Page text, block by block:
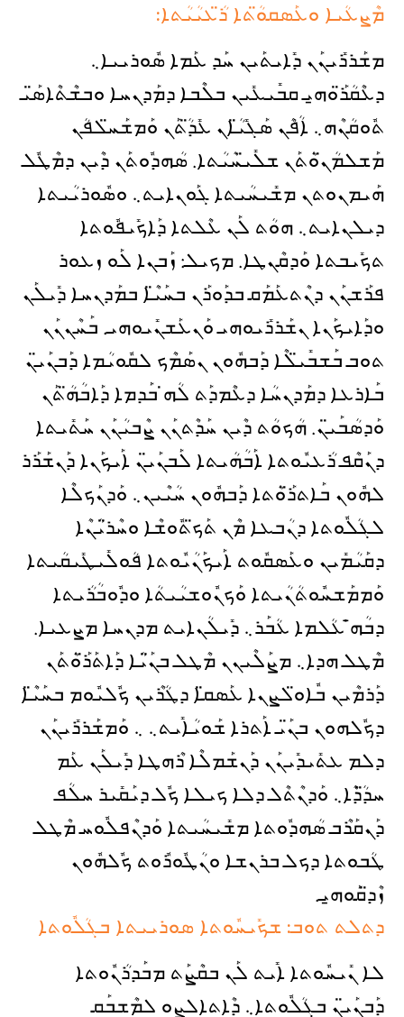
ܡܶܨܥܳܝܐ ܘܥܰܣܩܘ̈ܳܬܐ ܪ̈ܳܥܝܳܝܳܬܐ:
ܡܫܰܪܪܺܝܢܰܢ ܕܺܐܝܬܰܝܢ ܚܰܕ ܥܰܡܐ ܣܽܘܪܝܝܐ܆
ܕܥܶܩܳܪ̈ܰܘܗ̱ܝ ܩܒܺܝܥܺܝܢ ܒܠܶܒܐ ܕܡܰܕܢܚܐ ܘܒܫܶܬܶܐܣ̈ܰܝ
ܬܽܘܩܳܢܶܗ܆ ܐܳܦܶܢ ܣܰܓܺܝ̈ܳܐܢ ܥܺܕ̈ܳܬܰܢ ܘܰܡܫܰܚ̈ܠܦܳܢ
ܡܰܫܠܡܳܢ̈ܘܳܬܰܢ ܫܠܺܝ̈ܚܳܝܳܬܐ. ܣܳܗܕܽܘܬܰܢ ܕܶܝܢ ܕܡܶܛܽܠ
ܗܰܝܡܢܘܬܢ ܡܫܺܝܚܳܝܬܐ ܓܰܘܢܐܝܬ܆ ܘܣܽܘܪܝܳܝܬܐ
ܕܝܠܢܐܝܬ܆ ܗܘܳܬ ܠܰܢ ܥܶܠܬܐ ܕܰܐܟܺܝܦܽܘܬܐ
ܬܟܺܝܒܬܐ ܘܰܕܩܶܢܛܐ. ܡܟܝܠ: ܙܰܒܢܐ ܠܰܘ ܙܥܘܪ
ܦܪܰܫܢܰܢ ܕܢܶܬܥܰܡܰܩ ܒܕܰܘܪܰܢ ܒܚܰܝ̈ܶܐ ܒܡܰܕܢܚܐ ܕܺܝܠܰܢ
ܘܕܰܐܝܟܰܢܐ ܢܫܰܪܪܺܝܘܗܝ ܘܰܢܥܰܫܢܺܝܘܗܝ. ܒܰܚܶܢܢܰܢ
ܬܘܒ ܒܰܫܒܺܝ̈ܠܶܐ ܕܰܒܗܽܘܢ ܢܣܰܡܶܟ ܠܩܽܘܝܳܡܐ ܕܰܒܢܰܝ̈ܢ
ܒܰܐܪܥܐ ܕܡܰܕܢܚܳܐ ܕܥܶܡܕܰܬ ܠܳܗ̇ ܒܰܕܡܐ ܕܰܐܒܳܗ̈ܳܬܰܢ
ܘܰܕܣܳܒܰܝ̈ܢ. ܗܳܟܘܳܬ ܕܶܝܢ ܚܰܕܶܬܢܰܢ ܨܶܒܝܳܢܰܢ ܚܰܬܺܝܬܐ
ܕܢܰܩܶܦ ܪܳܥܝܽܘܬܐ ܐܰܒܳܗܳܝܬܐ ܠܰܒܢܰܝ̈ܢ ܐܰܝܟܰܢܐ ܕܰܢܫܰܪܰܪ
ܠܗܽܘܢ ܒܰܐܬܪ̈ܰܘܳܬܐ ܕܰܒܗܽܘܢ ܚܳܝܶܝܢ܆ ܘܰܕܢܰܟܠܶܐ
ܠܓܳܠܽܘܬܐ ܕܢܳܒܥܐ ܡܶܢ ܬܰܟ̈ܬܽܘܫܶܐ ܘܚܶܪ̈ܝܳܢܶܐ
ܕܩܰܝܳܡܺܝܢ ܘܥܰܣܩܽܘܬ ܐܰܝܟܰܢܳܝܽܘܬܐ ܦܳܘܠܺܝܛܺܝܩܳܝܬܐ
ܘܰܡܡܰܫܚܽܘܬܳܢܳܝܬܐ ܘܰܟܢܽܘܫܝܳܝܬܳܐ ܘܕܽܘܒܳܪܳܝܬܐ
ܕܒܳܗ̇̄ ܥܳܠܡܐ ܥܳܒܰܪ܆ ܕܺܝܠܳܢܐܝܬ ܡܕܢܚܐ ܡܨܥܝܐ.
ܡܶܛܠ ܗܕܐ܆ ܡܨܰܠܶܝܢܢ ܡܶܛܠ ܒܢ̈ܰܝܳܐ ܕܰܐܬܰܪ̈ܰܘܳܬܰܢ
ܕܰܪܡܶܝܢ ܒܽܐܘ̈ܠܨܢܐ ܥܰܣܩ̈ܐ ܕܛܳܪܶܝܢ ܟܽܠܝܽܘܡ ܒܚܰܝ̈ܶܐ
ܕܟܽܠܗܘܢ ܒܢ̈ܰܝ ܐܰܬܪܐ ܫܰܘܝܳܐܺܝܬ܆ ܆ ܘܰܡܫܰܪܪܺܝܢܰܢ
ܕܠܡ ܥܬܺܝܕܺܝܢܰܢ ܕܰܢܫܰܡܠܶܐ ܪܶܗܛܐ ܕܺܝܠܰܢ ܥܰܡ
ܚܕ̈ܳܕܶܐ܆ ܘܰܕܢܶܬܶܠ ܕܠܐ ܟܝܠܐ ܟܽܠ ܕܝܰܩܺܝܪ ܚܠܳܦ
ܕܰܢܩܰܪܶܒ ܣܳܗܕܽܘܬܐ ܡܫܺܝܚܳܝܬܐ ܘܰܕܢܶܦܠܽܘܚ ܡܶܛܠ
ܛܳܒܘܬܐ ܕܟܠ ܒܪܢܫܐ ܘܢܳܛܽܘܪܽܘܬ ܟܽܠܗܽܘܢ
ܙܶܕ̈ܩܰܘܗ̱ܝ.
ܕܬܠܬ ܬܘܒ: ܫܟܺܝܚܽܘܬܐ ܣܘܪܝܝܬܐ ܒܓܳܠܽܘܬܐ
ܠܐ ܢܺܝܚܽܘܬܐ ܐܺܝܬ ܠܰܢ ܒܩܶܨܰܬ ܡܒܰܕܪܳܢܽܘܬܐ
ܕܰܒܢܰܝ̈ܢ ܒܓܳܠܽܘܬܐ܆ ܕܶܐܬܐܠܨܘ ܠܡܶܫܒܰܩ